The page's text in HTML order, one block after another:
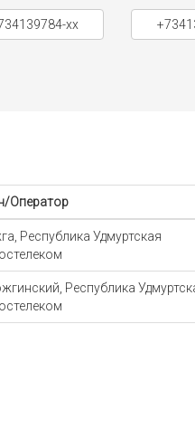
xx
Оператор
Республика Удмуртская
Республика